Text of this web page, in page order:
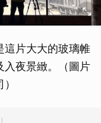
片大大的玻璃帷
入夜景緻。（圖片